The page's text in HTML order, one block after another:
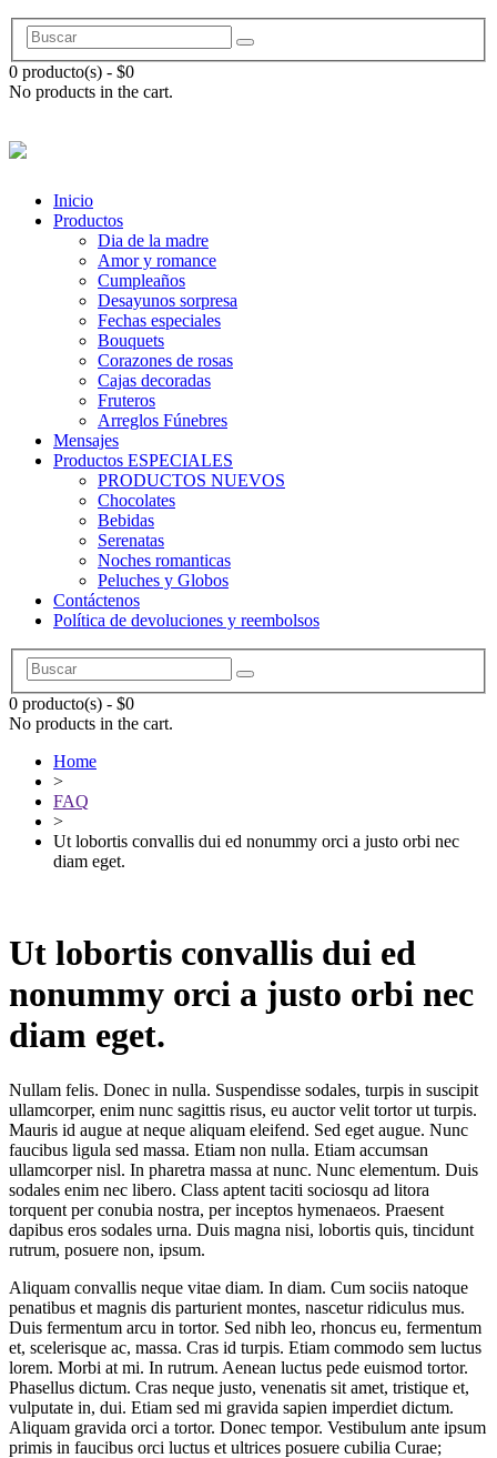
0 producto(s) - $0
No products in the cart.
Inicio
Productos
Dia de la madre
Amor y romance
Cumpleaños
Desayunos sorpresa
Fechas especiales
Bouquets
Corazones de rosas
Cajas decoradas
Fruteros
Arreglos Fúnebres
Mensajes
Productos ESPECIALES
PRODUCTOS NUEVOS
Chocolates
Bebidas
Serenatas
Noches romanticas
Peluches y Globos
Contáctenos
Política de devoluciones y reembolsos
0 producto(s) - $0
No products in the cart.
Home
>
FAQ
>
Ut lobortis convallis dui ed nonummy orci a justo orbi nec
diam eget.
Ut lobortis convallis dui ed
nonummy orci a justo orbi nec
diam eget.
Nullam felis. Donec in nulla. Suspendisse sodales, turpis in suscipit
ullamcorper, enim nunc sagittis risus, eu auctor velit tortor ut turpis.
Mauris id augue at neque aliquam eleifend. Sed eget augue. Nunc
faucibus ligula sed massa. Etiam non nulla. Etiam accumsan
ullamcorper nisl. In pharetra massa at nunc. Nunc elementum. Duis
sodales enim nec libero. Class aptent taciti sociosqu ad litora
torquent per conubia nostra, per inceptos hymenaeos. Praesent
dapibus eros sodales urna. Duis magna nisi, lobortis quis, tincidunt
rutrum, posuere non, ipsum.
Aliquam convallis neque vitae diam. In diam. Cum sociis natoque
penatibus et magnis dis parturient montes, nascetur ridiculus mus.
Duis fermentum arcu in tortor. Sed nibh leo, rhoncus eu, fermentum
et, scelerisque ac, massa. Cras id turpis. Etiam commodo sem luctus
lorem. Morbi at mi. In rutrum. Aenean luctus pede euismod tortor.
Phasellus dictum. Cras neque justo, venenatis sit amet, tristique et,
vulputate in, dui. Etiam sed mi gravida sapien imperdiet dictum.
Aliquam gravida orci a tortor. Donec tempor. Vestibulum ante ipsum
primis in faucibus orci luctus et ultrices posuere cubilia Curae;